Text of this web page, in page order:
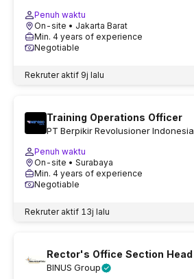
Penuh waktu
On-site • Jakarta Barat
Min. 4 years of experience
Negotiable
Rekruter aktif 9j lalu
Training Operations Officer
PT Berpikir Revolusioner Indonesia
Penuh waktu
On-site • Surabaya
Min. 4 years of experience
Negotiable
Rekruter aktif 13j lalu
Rector's Office Section Head
BINUS Group